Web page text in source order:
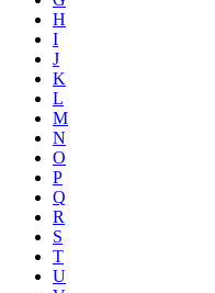
H
I
J
K
L
M
N
O
P
Q
R
S
T
U